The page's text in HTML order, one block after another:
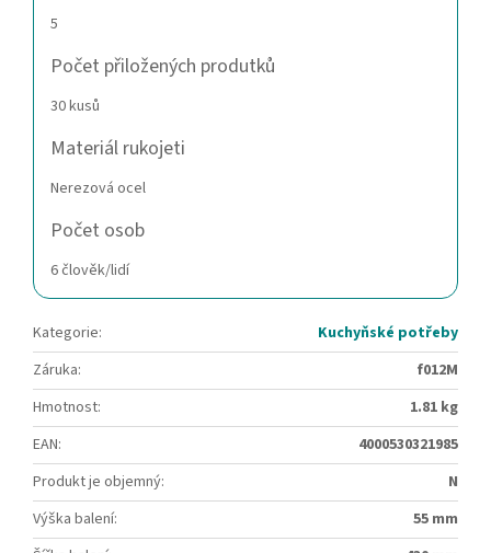
5
Počet přiložených produtků
30 kusů
Materiál rukojeti
Nerezová ocel
Počet osob
6 člověk/lidí
Kategorie:
Kuchyňské potřeby
Záruka:
f012M
Hmotnost:
1.81 kg
EAN:
4000530321985
Produkt je objemný:
N
Výška balení:
55 mm